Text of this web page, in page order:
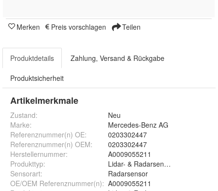
Merken Preis vorschlagen Teilen
Produktdetails Zahlung, Versand & Rückgabe
Produktsicherheit
Artikelmerkmale
Zustand:
Neu
Marke:
Mercedes-Benz AG
Referenznummer(n) OE:
0203302447
Referenznummer(n) OEM:
0203302447
Herstellernummer:
A0009055211
Produkttyp:
Lidar- & Radarsensoren
Sensorart:
Radarsensor
OE/OEM Referenznummer(n): A0009055211